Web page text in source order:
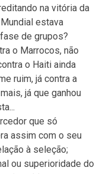
na vitória da
estava
de grupos?
o Marrocos, não
o Haiti ainda
ruim, já contra a
já que ganhou
que só
assim com o seu
à seleção;
ou superioridade do